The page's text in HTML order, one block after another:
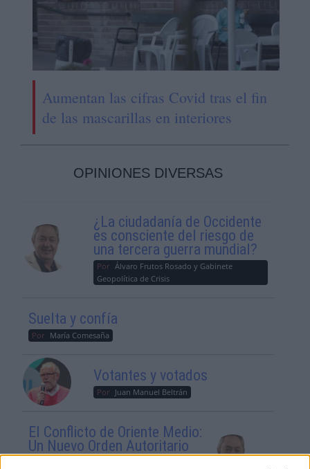
Aumentan las cifras Covid tras el fin
de las mascarillas en interiores
OPINIONES DIVERSAS
¿La ciudadanía de Occidente
es consciente del riesgo de
una tercera guerra mundial?
Por Álvaro Frutos Rosado y Gabinete
Geopolítica de Crisis
Suelta y confía
Por María Comesaña
Votantes y votados
Por Juan Manuel Beltrán
El Conflicto de Oriente Medio:
Un Nuevo Orden Autoritario
en Construcción